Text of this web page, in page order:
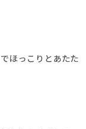
ほっこりとあたた